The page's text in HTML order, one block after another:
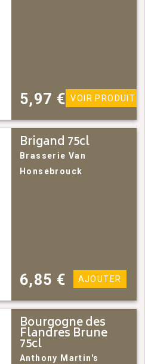
5,97 € VOIR PRODUIT
Brigand 75cl
Brasserie Van
Honsebrouck
6,85 € AJOUTER
Bourgogne des
Flandres Brune
75cl
Anthony Martin's